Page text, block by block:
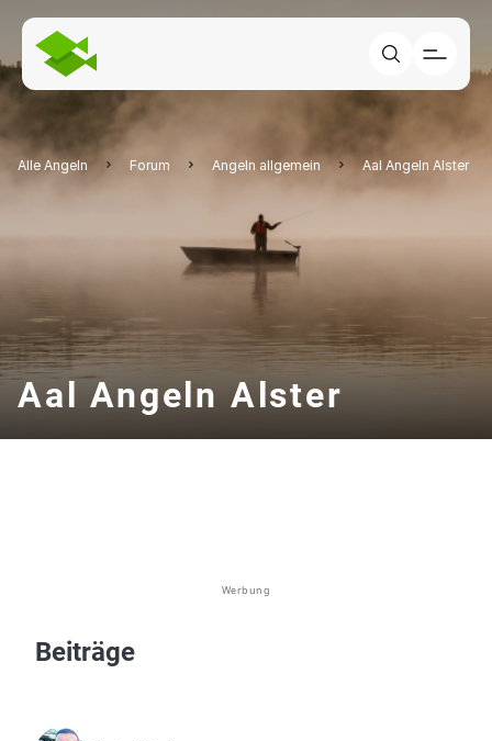
Alle Angeln Forum Angeln allgemein Aal Angeln Alster
Aal Angeln Alster
Werbung
Beiträge